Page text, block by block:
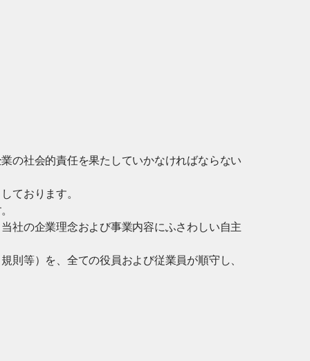
の社会的責任を果たしていかなければならない
ております。
社の企業理念および事業内容にふさわしい自主
則等）を、全ての役員および従業員が順守し、